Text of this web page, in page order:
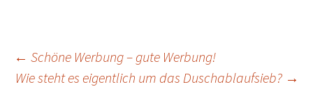
Beitrags-
← Schöne Werbung – gute Werbung!
Wie steht es eigentlich um das Duschablaufsieb? →